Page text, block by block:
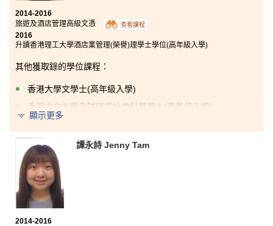
2014-2016
旅遊及酒店管理高級文憑
查看課程
2016
升讀香港理工大學酒店業管理(榮譽)理學士學位(高年級入學)
其他獲取錄的學位課程：
香港大學文學士(高年級入學)
香港中文大學全球研究社會科學學士(高年級入學)
「課程涵蓋有關旅遊及酒店業不同的範疇，讓同學對行業有更深
入的了解。此外，為期半年的實習亦給予我十分寶貴的經驗，令
我可以認清自己的方向和目標。我很感謝講師們的悉心教導，鼓
勵我努力學習。我亦很感謝在書院裏認識的好朋友，為我的校園
生活增加了不少色彩。」
顯示更多
譚永詩 Jenny Tam
2014-2016